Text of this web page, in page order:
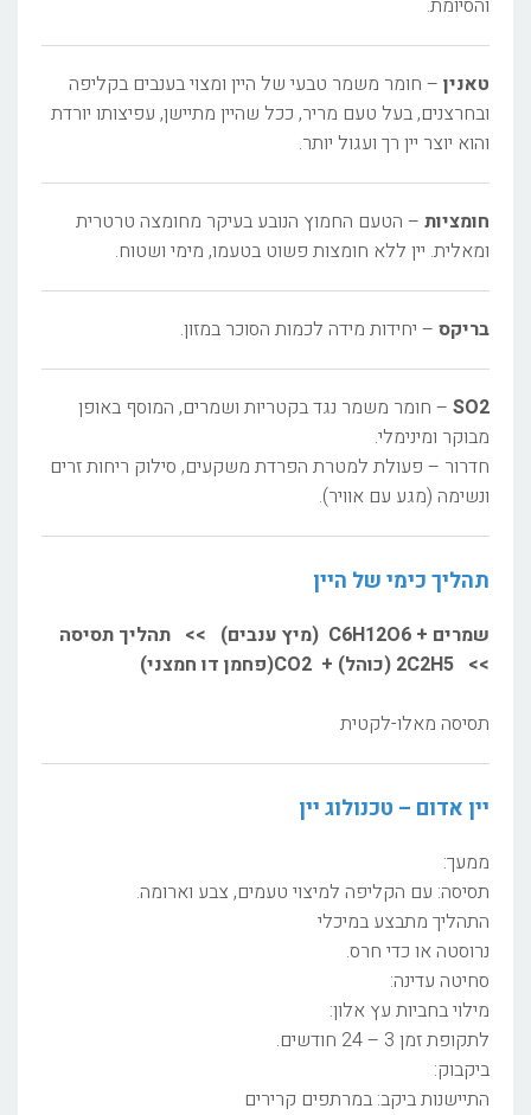
טאנין – חומר משמר טבעי של היין ומצוי בענבים בקליפה
ובחרצנים, בעל טעם מריר, ככל שהיין מתיישן, עפיצותו יורדת
והוא יוצר יין רך ועגול יותר.
חומציות – הטעם החמוץ הנובע בעיקר מחומצה טרטרית
ומאלית. יין ללא חומצות פשוט בטעמו, מימי ושטוח.
בריקס – יחידות מידה לכמות הסוכר במזון.
SO2 – חומר משמר נגד בקטריות ושמרים, המוסף באופן
מבוקר ומינימלי.
חדרור – פעולת למטרת הפרדת משקעים, סילוק ריחות זרים
ונשימה (מגע עם אוויר).
תהליך כימי של היין
שמרים + C6H12O6 (מיץ ענבים) >> תהליך תסיסה
>> 2C2H5 (כוהל) + CO2(פחמן דו חמצני)
תסיסה מאלו-לקטית
יין אדום – טכנולוגיין
ממעך:
תסיסה: עם הקליפה למיצוי טעמים, צבע וארומה.
התהליך מתבצע במיכלי
נרוסטה או כדי חרס.
סחיטה עדינה:
מילוי בחביות עץ אלון:
לתקופת זמן 3 – 24 חודשים.
ביקבוק:
התיישנות ביקב: במרתפים קרירים